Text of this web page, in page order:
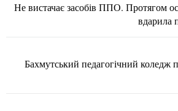
Не вистачає засобів ППО. Протягом
вдарила
Бахмутський педагогічний коледж